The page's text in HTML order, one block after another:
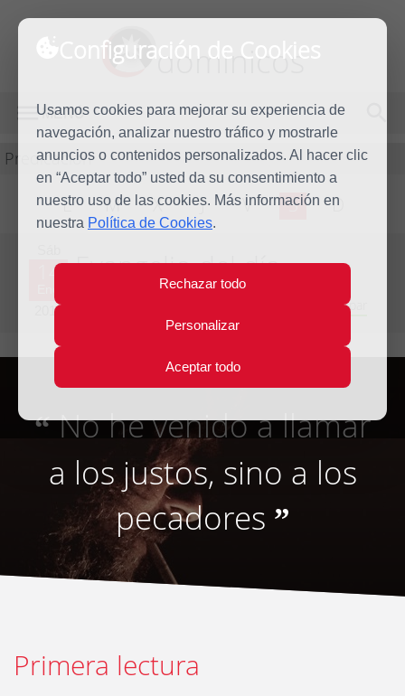
Configuración de Cookies
Usamos cookies para mejorar su experiencia de
navegación, analizar nuestro tráfico y mostrarle
anuncios o contenidos personalizados. Al hacer clic
en “Aceptar todo” usted da su consentimiento a
nuestro uso de las cookies. Más información en
nuestra Política de Cookies.
Rechazar todo
Personalizar
Aceptar todo
dominicos
MENÚ
Predicación
L M X J V S D
14
2017
Evangelio del día
Primera semana del Tiempo Ordinario - Año Impar
“No he venido a llamar
a los justos, sino a los
pecadores ”
Primera lectura